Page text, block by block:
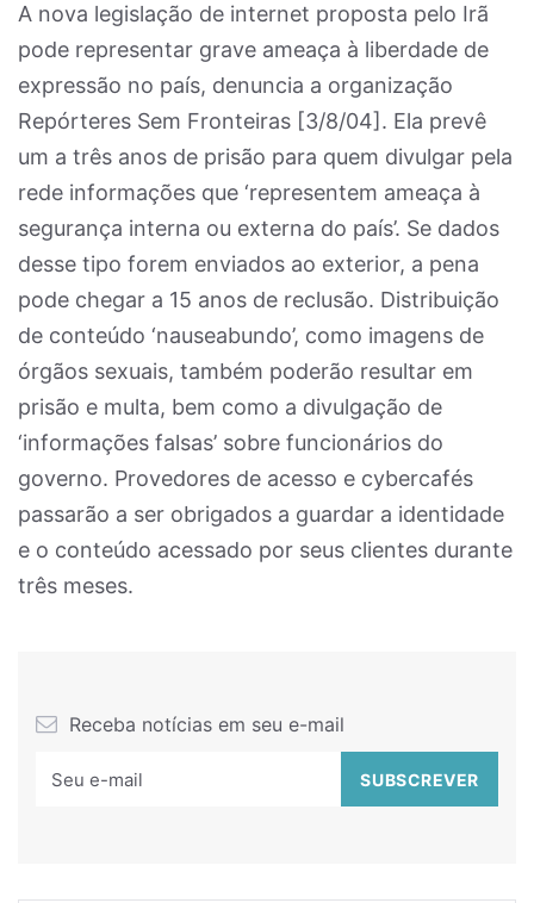
A nova legislação de internet proposta pelo Irã
pode representar grave ameaça à liberdade de
expressão no país, denuncia a organização
Repórteres Sem Fronteiras [3/8/04]. Ela prevê
um a três anos de prisão para quem divulgar pela
rede informações que ‘representem ameaça à
segurança interna ou externa do país’. Se dados
desse tipo forem enviados ao exterior, a pena
pode chegar a 15 anos de reclusão. Distribuição
de conteúdo ‘nauseabundo’, como imagens de
órgãos sexuais, também poderão resultar em
prisão e multa, bem como a divulgação de
‘informações falsas’ sobre funcionários do
governo. Provedores de acesso e cybercafés
passarão a ser obrigados a guardar a identidade
e o conteúdo acessado por seus clientes durante
três meses.
Receba notícias em seu e-mail